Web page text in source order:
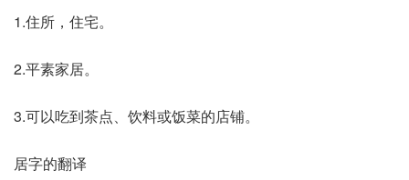
1.住所，住宅。
2.平素家居。
3.可以吃到茶点、饮料或饭菜的店铺。
居字的翻译